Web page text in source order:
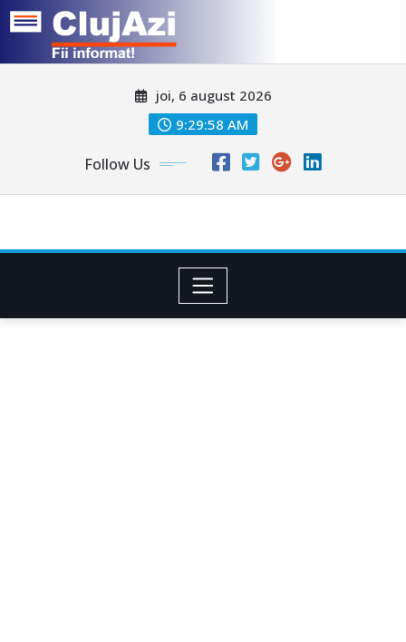
joi, 6 august 2026
9:30:01 AM
Follow Us